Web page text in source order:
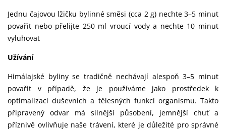
Jednu čajovou lžičku bylinné směsi (cca 2 g) nechte 3–5 minut
povařit nebo přelijte 250 ml vroucí vody a nechte 10 minut
vyluhovat
Užívání
Himálajské byliny se tradičně nechávají alespoň 3–5 minut
povařit v případě, že je používáme jako prostředek k
optimalizaci duševních a tělesných funkcí organismu. Takto
připravený odvar má silnější působení, jemnější chuť a
příznivě ovlivňuje naše trávení, které je důležité pro správné